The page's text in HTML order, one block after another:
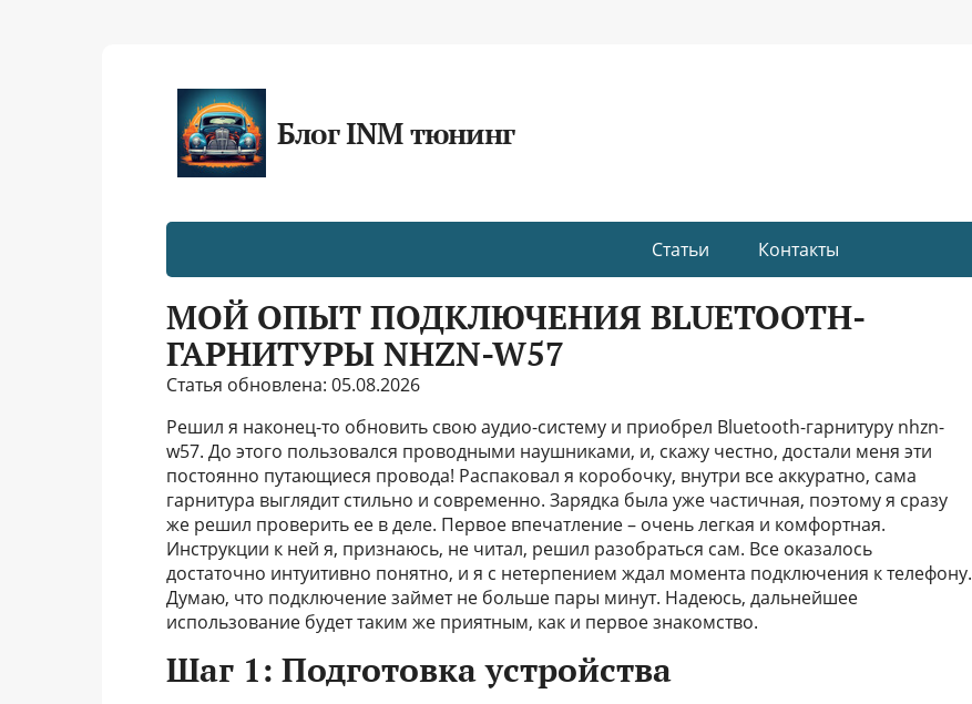
Блог INM тюнинг
Статьи Контакты
МОЙ ОПЫТ ПОДКЛЮЧЕНИЯ BLUETOOTH-
ГАРНИТУРЫ NHZN-W57
Статья обновлена: 05.08.2026
Решил я наконец-то обновить свою аудио-систему и приобрел Bluetooth-гарнитуру nhzn-
w57. До этого пользовался проводными наушниками, и, скажу честно, достали меня эти
постоянно путающиеся провода! Распаковал я коробочку, внутри все аккуратно, сама
гарнитура выглядит стильно и современно. Зарядка была уже частичная, поэтому я сразу
же решил проверить ее в деле. Первое впечатление – очень легкая и комфортная.
Инструкции к ней я, признаюсь, не читал, решил разобраться сам. Все оказалось
достаточно интуитивно понятно, и я с нетерпением ждал момента подключения к телефону.
Думаю, что подключение займет не больше пары минут. Надеюсь, дальнейшее
использование будет таким же приятным, как и первое знакомство.
Шаг 1: Подготовка устройства